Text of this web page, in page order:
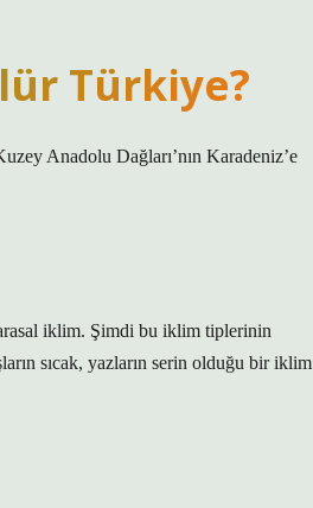
Türkiye?
Anadolu Dağları’nın Karadeniz’e
iklim. Şimdi bu iklim tiplerinin
sıcak, yazların serin olduğu bir